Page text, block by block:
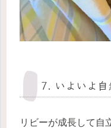
7. いよいよ
リビーが成長して自